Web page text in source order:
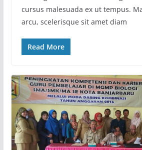
cursus malesuada ex ut tempus.
arcu, scelerisque sit amet diam
Read More